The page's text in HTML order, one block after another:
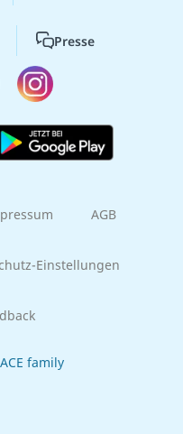
Presse
AGB
Einstellungen
family